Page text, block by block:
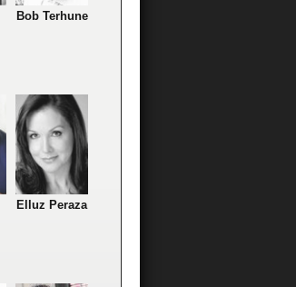
Bob Terhune
Elluz Peraza